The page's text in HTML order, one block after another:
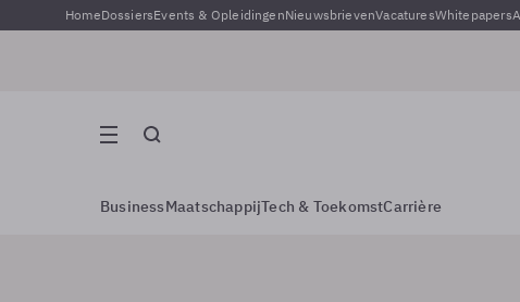
HomeDossiersEvents & OpleidingenNieuwsbrievenVacaturesWhitepapers
BusinessMaatschappijTech & ToekomstCarrière